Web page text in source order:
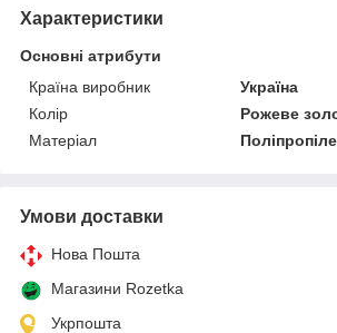
Характеристики
Основні атрибути
Країна виробник
Україна
Колір
Рожеве
Матеріал
Умови доставки
Нова Пошта
Магазини Rozetka
Укрпошта